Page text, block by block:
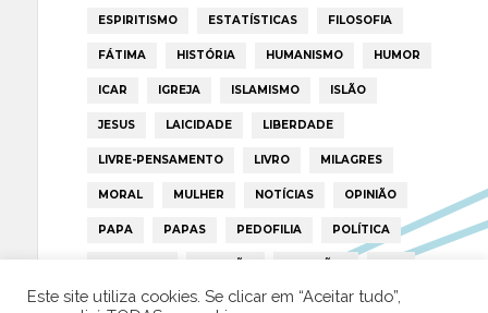
ESPIRITISMO ESTATÍSTICAS FILOSOFIA
FÁTIMA HISTÓRIA HUMANISMO HUMOR
ICAR IGREJA ISLAMISMO ISLÃO
JESUS LAICIDADE LIBERDADE
LIVRE-PENSAMENTO LIVRO MILAGRES
MORAL MULHER NOTÍCIAS OPINIÃO
PAPA PAPAS PEDOFILIA POLÍTICA
PORTUGAL RELIGIÃO RELIGIÕES RTP
TRUMP VATICANO
Este site utiliza cookies. Se clicar em “Aceitar tudo”,